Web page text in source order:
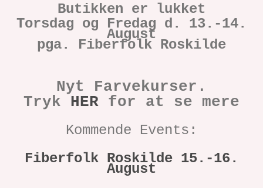
Butikken er lukket
Torsdag og Fredag d. 13.-14.
August
pga. Fiberfolk Roskilde
Nyt Farvekurser.
Tryk HER for at se mere
Kommende Events:
Fiberfolk Roskilde 15.-16.
August